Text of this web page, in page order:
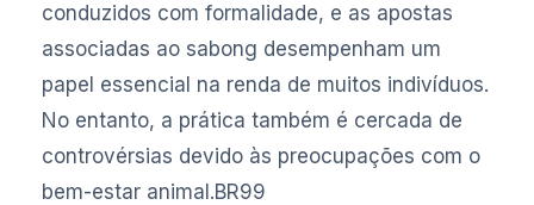
conduzidos com formalidade, e as apostas
associadas ao sabong desempenham um
papel essencial na renda de muitos indivíduos.
No entanto, a prática também é cercada de
controvérsias devido às preocupações com o
bem-estar animal.BR99